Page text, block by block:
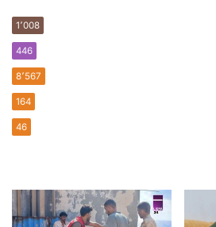
1٬008
446
8٬567
164
46